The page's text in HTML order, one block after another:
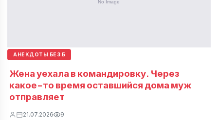
АНЕКДОТЫ БЕЗ Б
Жена уехала в командировку. Через
какое-то время оставшийся дома муж
отправляет
21.07.2026 9